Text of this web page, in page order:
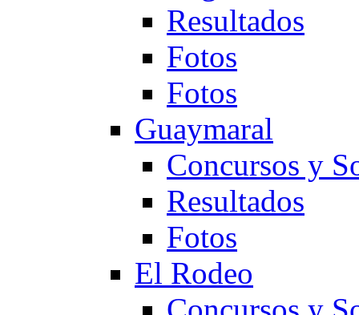
Resultados
Fotos
Fotos
Guaymaral
Concursos y
Resultados
Fotos
El Rodeo